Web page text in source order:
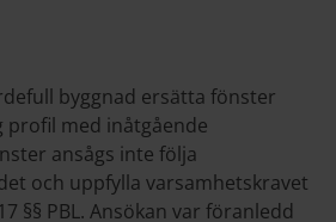
byggnad ersätta fönster
profil med inåtgående
ansågs inte följa
och uppfylla varsamhetskravet
§§ PBL. Ansökan var föranledd